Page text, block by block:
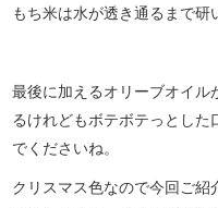
もち米は水が透き通るまで研
最後に加えるオリーブオイ
るけれどもボテボテっとし
でくださいね。
クリスマス色なので今回ご